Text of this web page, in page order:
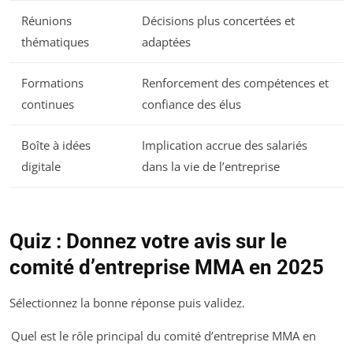
Réunions
thématiques
Décisions plus concertées et
adaptées
Formations
continues
Renforcement des compétences et
confiance des élus
Boîte à idées
digitale
Implication accrue des salariés
dans la vie de l’entreprise
Quiz : Donnez votre avis sur le
comité d’entreprise MMA en 2025
Sélectionnez la bonne réponse puis validez.
Quel est le rôle principal du comité d’entreprise MMA en